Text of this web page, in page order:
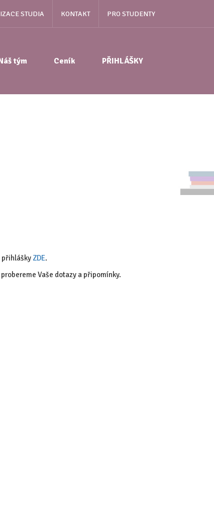
STUDIA KONTAKT PRO STUDENTY
tým Ceník PŘIHLÁŠKY
přihlášky ZDE.
Vaše dotazy a připomínky.